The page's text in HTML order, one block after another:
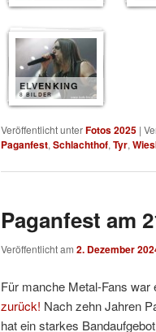
ELVENKING
8 BILDER
Veröffentlicht unterFotos 2025 |
Paganfest, Schlachthof, Tyr,
Paganfest am
Veröffentlicht am 2. Dezember
Für manche Metal-Fans
zurück! Nach zehn Jahren
hat ein starkes